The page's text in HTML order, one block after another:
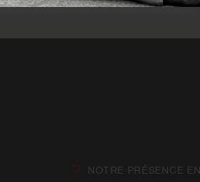
NOTRE PRÉSENCE